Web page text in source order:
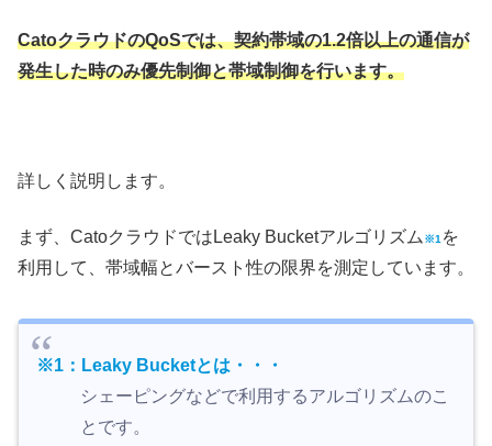
CatoクラウドのQoSでは、契約帯域の1.2倍以上の通信が
発生した時のみ優先制御と帯域制御を行います。
詳しく説明します。
まず、CatoクラウドではLeaky Bucketアルゴリズム ※1 を
利用して、帯域幅とバースト性の限界を測定しています。
※1：Leaky Bucketとは・・・
シェーピングなどで利用するアルゴリズムのこ
とです。